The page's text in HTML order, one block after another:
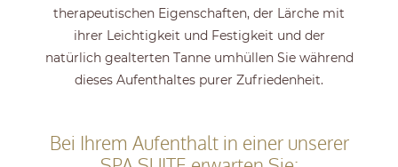
therapeutischen Eigenschaften, der Lärche mit
ihrer Leichtigkeit und Festigkeit und der
natürlich gealterten Tanne umhüllen Sie während
dieses Aufenthaltes purer Zufriedenheit.
Bei Ihrem Aufenthalt in einer unserer